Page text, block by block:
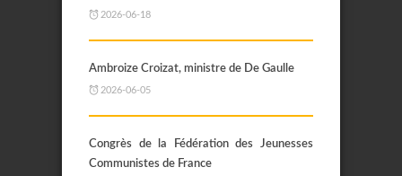
2026-06-18
Ambroize Croizat, ministre de De Gaulle
2026-06-05
Congrès de la Fédération des Jeunesses
Communistes de France